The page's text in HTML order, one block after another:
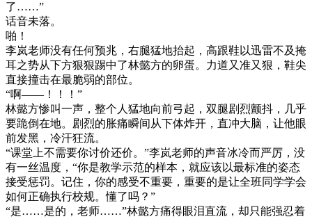
了……”
话音未落。
啪！
李岚老师没有任何预兆，右腿猛地抬起，高跟鞋以迅雷不及掩
耳之势从下方狠狠踢中了林懿方的卵蛋。力道又准又狠，鞋尖
直接撞击在最脆弱的部位。
“啊——！！！”
林懿方惨叫一声，整个人猛地向前弓起，双腿剧烈颤抖，几乎
要跪倒在地。剧烈的胀痛瞬间从下体炸开，直冲大脑，让他眼
前发黑，冷汗狂流。
“课堂上不需要你讨价还价。”李岚老师的声音冰冷而严厉，没
有一丝温度，“你是教学示范的样本，就应该以最标准的姿态
接受惩罚。记住，你的感受不重要，重要的是让全班同学学会
如何正确执行校规。懂了吗？”
“是……是的，老师……”林懿方痛得眼泪直流，却只能强忍着